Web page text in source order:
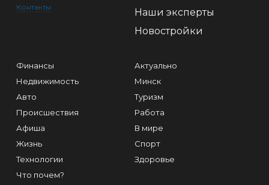
Контакты
Наши эксперты
Новостройки
Финансы
Недвижимость
Авто
Происшествия
Афиша
Жизнь
Технологии
Что почем?
Актуально
Минск
Туризм
Работа
В мире
Спорт
Здоровье